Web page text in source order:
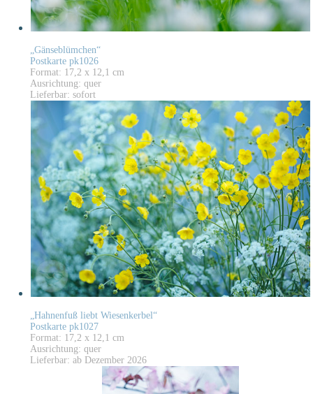
„Gänseblümchen“
Postkarte pk1026
Format: 17,2 x 12,1 cm
Ausrichtung: quer
Lieferbar: sofort
„Hahnenfuß liebt Wiesenkerbel“
Postkarte pk1027
Format: 17,2 x 12,1 cm
Ausrichtung: quer
Lieferbar: ab Dezember 2026